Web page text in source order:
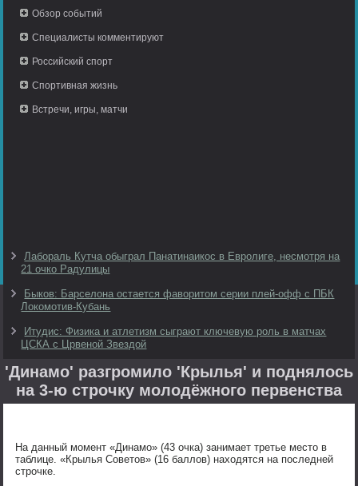
Обзор событий
Специалисты комментируют
Российский спорт
Спортивная жизнь
Встречи, игры, матчи
Лабораль Кутча обыграл Панатинаикос в Евролиге, несмотря на
21 очко Радулицы
Быков: Барселона остается фаворитом серии плей-офф с ПБК
Локомотив-Кубань
Итудис: Физика и атлетизм сыграют ключевую роль в матчах
ЦСКА с Црвеной Звездой
'Динамо' разгромило 'Крылья' и поднялось
на 3-ю строчку молодёжного первенства
На данный момент «Динамо» (43 очка) занимает третье место в
таблице. «Крылья Советов» (16 баллов) находятся на последней
строчке.